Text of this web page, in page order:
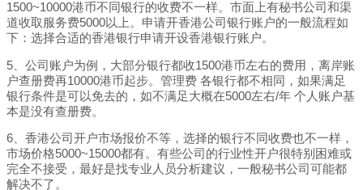
1500~10000港币不同银行的收费不一样。市面上有秘书公司和渠
道收取服务费5000以上。申请开香港公司银行账户的一般流程如
下：选择合适的香港银行申请开设香港银行账户。
5、公司账户为例，大部分银行都收1500港币左右的费用，离岸账
户查册费再10000港币起步。管理费 各银行都不相同，如果满足
银行条件是可以免去的，如不满足大概在5000左右/年 个人账户基
本是没有查册费。
6、香港公司开户市场报价不等，选择的银行不同收费也不一样，
市场价格5000~15000都有。有些公司的行业性开户很特别困难或
完全不接受，最好是找专业人员分析建议，一般秘书公司可能都
解决不了。